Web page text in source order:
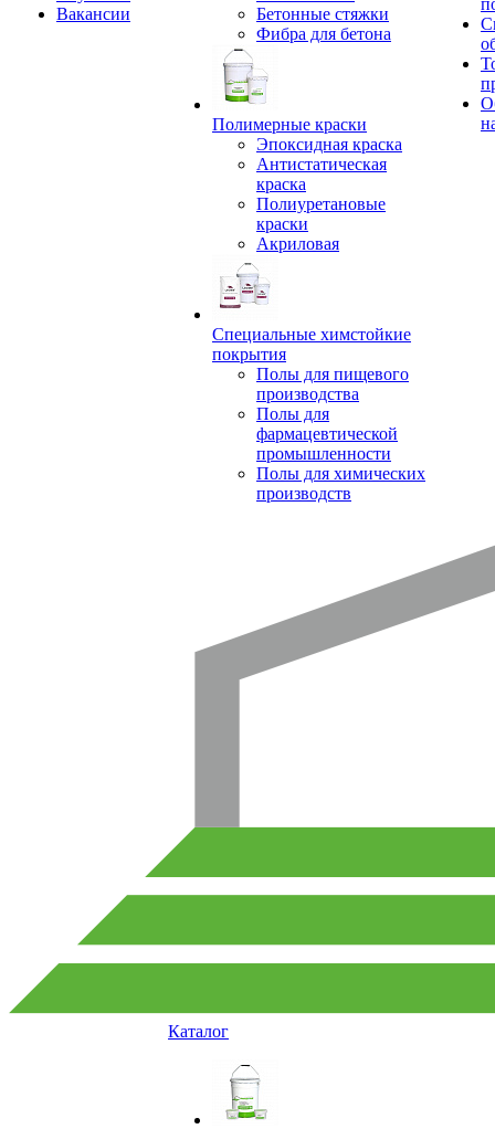
Вакансии
Бетонные стяжки
Фибра для бетона
Полимерные краски
Эпоксидная краска
Антистатическая
краска
Полиуретановые
краски
Акриловая
Специальные химстойкие
покрытия
Полы для пищевого
производства
Полы для
фармацевтической
промышленности
Полы для химических
производств
Каталог